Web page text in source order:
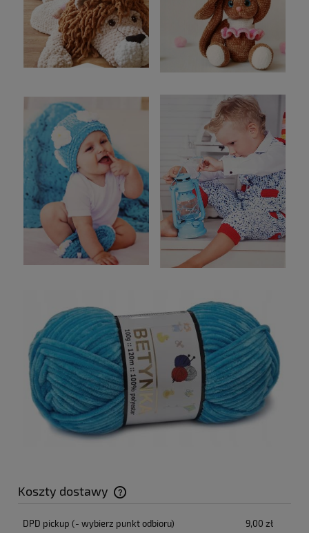
Koszty dostawy
Cena nie zawiera ewentualnych kosztów płatności
DPD pickup (- wybierz punkt odbioru) 9,00 zł